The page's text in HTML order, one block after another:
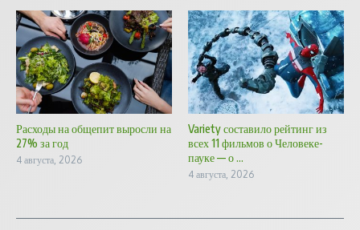
Расходы на общепит выросли на
27% за год
4 августа, 2026
Variety составило рейтинг из
всех 11 фильмов о Человеке-
пауке — о ...
4 августа, 2026